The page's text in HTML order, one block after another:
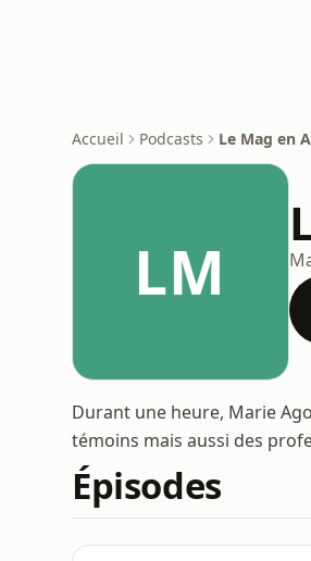
Accueil Podcasts Le Mag en
LM
Durant une heure, Marie
témoins mais aussi des
Épisodes